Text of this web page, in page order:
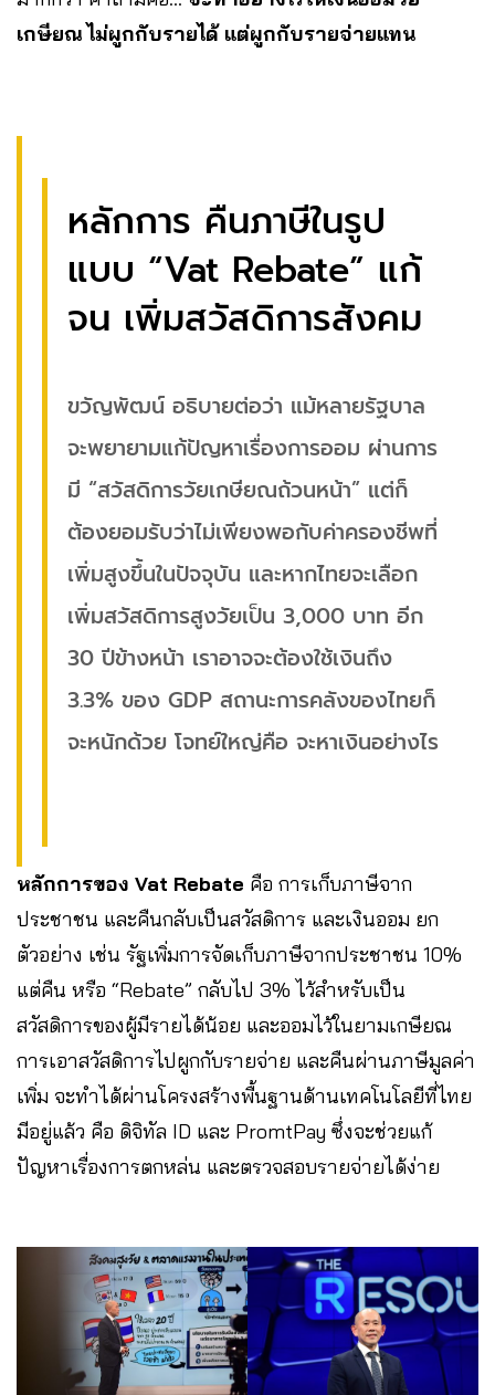
เกษียณ ไม่ผูกกับรายได้ แต่ผูกกับรายจ่ายแทน
หลักการ คืนภาษีในรูป
แบบ “Vat Rebate” แก้
จน เพิ่มสวัสดิการสังคม
ขวัญพัฒน์ อธิบายต่อว่า แม้หลายรัฐบาล
จะพยายามแก้ปัญหาเรื่องการออม ผ่านการ
มี “สวัสดิการวัยเกษียณถ้วนหน้า” แต่ก็
ต้องยอมรับว่าไม่เพียงพอกับค่าครองชีพที่
เพิ่มสูงขึ้นในปัจจุบัน และหากไทยจะเลือก
เพิ่มสวัสดิการสูงวัยเป็น 3,000 บาท อีก
30 ปีข้างหน้า เราอาจจะต้องใช้เงินถึง
3.3% ของ GDP สถานะการคลังของไทยก็
จะหนักด้วย โจทย์ใหญ่คือ จะหาเงินอย่างไร
หลักการของ Vat Rebate คือ การเก็บภาษีจาก
ประชาชน และคืนกลับเป็นสวัสดิการ และเงินออม ยก
ตัวอย่าง เช่น รัฐเพิ่มการจัดเก็บภาษีจากประชาชน 10%
แต่คืน หรือ “Rebate” กลับไป 3% ไว้สำหรับเป็น
สวัสดิการของผู้มีรายได้น้อย และออมไว้ในยามเกษียณ
การเอาสวัสดิการไปผูกกับรายจ่าย และคืนผ่านภาษีมูลค่า
เพิ่ม จะทำได้ผ่านโครงสร้างพื้นฐานด้านเทคโนโลยีที่ไทย
มีอยู่แล้ว คือ ดิจิทัล ID และ PromtPay ซึ่งจะช่วยแก้
ปัญหาเรื่องการตกหล่น และตรวจสอบรายจ่ายได้ง่าย